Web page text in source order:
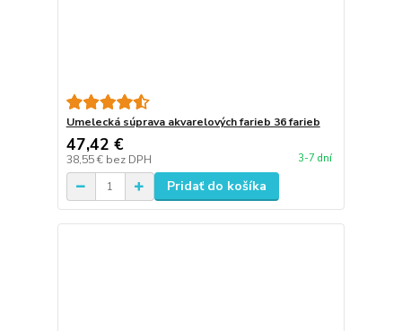
Umelecká súprava akvarelových farieb 36 farieb
47,42 €
38,55 € bez DPH 3-7 dní
Pridať do košíka